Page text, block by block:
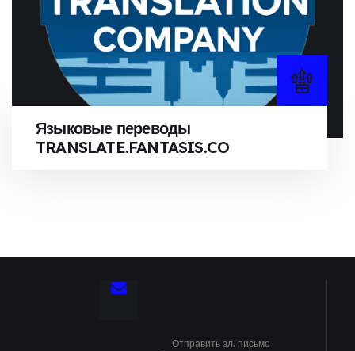
Языковые переводы
TRANSLATE.FANTASIS.CO
Отправить эл. письмо